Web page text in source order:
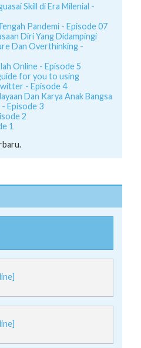
Skill di Era Milenial -
Pandemi - Episode 07
Diri Yang Didampingi
Dan Overthinking -
Online - Episode 5
for you to using
- Episode 4
Dan Karya Anak Bangsa
Episode 3
2
1